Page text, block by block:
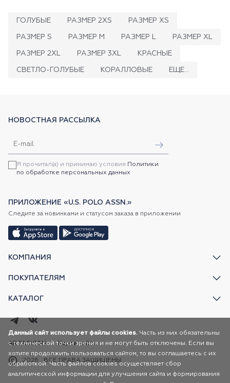
ГОЛУБЫЕ РАЗМЕР 2XS РАЗМЕР XS
РАЗМЕР S РАЗМЕР M РАЗМЕР L РАЗМЕР XL
РАЗМЕР 2XL РАЗМЕР 3XL КРАСНЫЕ
СВЕТЛО-ГОЛУБЫЕ КОРАЛЛОВЫЕ ЕЩЕ...
КОМПАНИЯ
ПОКУПАТЕЛЯМ
КАТАЛОГ
НОВОСТНАЯ РАССЫЛКА
Я прочитал(а) и принимаю условия Политики
по обработке персональных данных
ПРИЛОЖЕНИЕ «U.S. POLO ASSN.»
Следите за новинками и статусом заказа в приложении
2026 ВСЕ ПРАВА ЗАЩИЩЕНЫ
AR FASHION Карта сайта
Данный сайт использует файлы cookies. Часть из них обязательны
с технической точки зрения и не могут быть отключены. Если вы
хотите продолжить пользоваться сайтом, то вы соглашаетесь с их
обработкой. Часть файлов cookies осуществляет сбор
аналитической информации для улучшения сайта и формирования